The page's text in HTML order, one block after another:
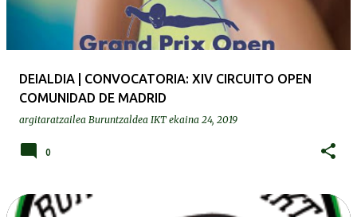
DEIALDIA | CONVOCATORIA: XIV CIRCUITO OPEN
COMUNIDAD DE MADRID
argitaratzailea Buruntzaldea IKT ekaina 24, 2019
0